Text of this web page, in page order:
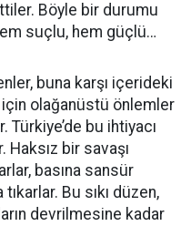
Böyle bir durumu
suçlu, hem güçlü…
buna karşı içerideki
için olağanüstü önlemler
Türkiye’de bu ihtiyacı
Haksız bir savaşı
basına sansür
Bu sıkı düzen,
devrilmesine kadar